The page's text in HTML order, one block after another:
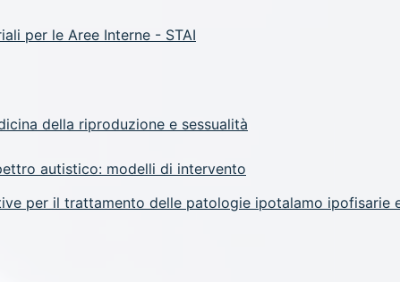
per le Aree Interne - STAI
della riproduzione e sessualità
autistico: modelli di intervento
per il trattamento delle patologie ipotalamo ipofisarie